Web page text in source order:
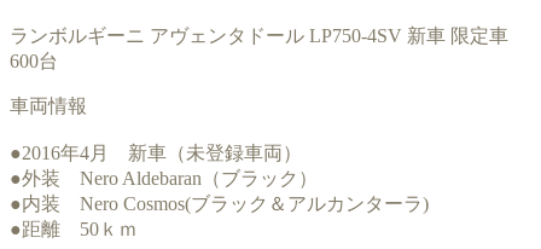
ランボルギーニ アヴェンタドール LP750-4SV 新車 限定車
600台
車両情報
●2016年4月 新車（未登録車両）
●外装 Nero Aldebaran（ブラック）
●内装 Nero Cosmos(ブラック＆アルカンターラ)
●距離 50ｋｍ